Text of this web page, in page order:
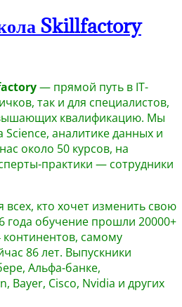
Skillfactory
— прямой путь в IT-
так и для специалистов,
квалификацию. Мы
аналитике данных и
около 50 курсов, на
практики — сотрудники
кто хочет изменить свою
года обучение прошли 20000+
континентов, самому
86 лет. Выпускники
Альфа-банке,
Bayer, Cisco, Nvidia и других